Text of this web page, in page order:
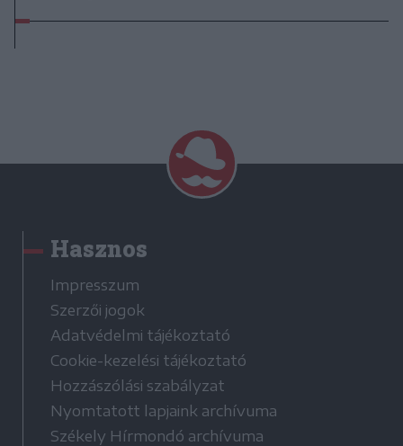
Hasznos
Impresszum
Szerzői jogok
Adatvédelmi tájékoztató
Cookie-kezelési tájékoztató
Hozzászólási szabályzat
Nyomtatott lapjaink archívuma
Székely Hírmondó archívuma